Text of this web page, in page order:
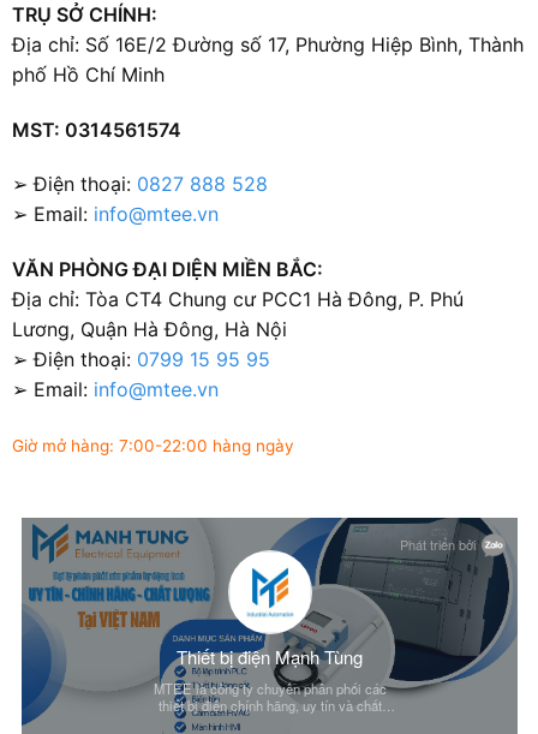
TRỤ SỞ CHÍNH:
Địa chỉ: Số 16E/2 Đường số 17, Phường Hiệp Bình, Thành
phố Hồ Chí Minh
MST: 0314561574
➢ Điện thoại: 0827 888 528
➢ Email: info@mtee.vn
VĂN PHÒNG ĐẠI DIỆN MIỀN BẮC:
Địa chỉ: Tòa CT4 Chung cư PCC1 Hà Đông, P. Phú
Lương, Quận Hà Đông, Hà Nội
➢ Điện thoại: 0799 15 95 95
➢ Email: info@mtee.vn
Giờ mở hàng: 7:00-22:00 hàng ngày